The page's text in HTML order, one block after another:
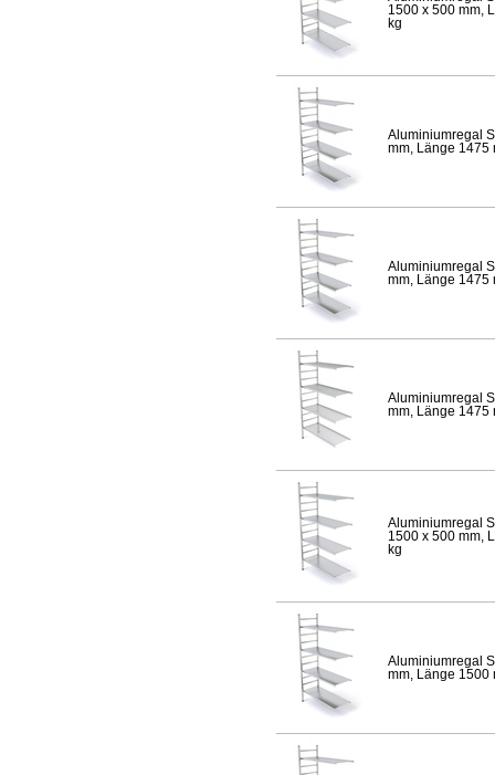
1500 x 500 mm,
kg
Aluminiumregal
mm, Länge 1475
Aluminiumregal
mm, Länge 1475
Aluminiumregal
mm, Länge 1475
Aluminiumregal
1500 x 500 mm,
kg
Aluminiumregal
mm, Länge 1500